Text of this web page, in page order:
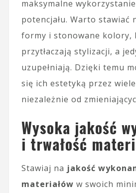
maksymalne
potencjału. Warto stawiać
formy i stonowane kolory,
przytłaczają stylizacji, a
uzupełniają. Dzięki temu
się ich estetyką przez
niezależnie od
Wysoka jakość
i trwałość
Stawiaj na jakość
materiałów w swoich